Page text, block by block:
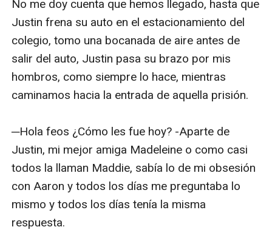
No me doy cuenta que hemos llegado, hasta que
Justin frena su auto en el estacionamiento del
colegio, tomo una bocanada de aire antes de
salir del auto, Justin pasa su brazo por mis
hombros, como siempre lo hace, mientras
caminamos hacia la entrada de aquella prisión.
─Hola feos ¿Cómo les fue hoy? -Aparte de
Justin, mi mejor amiga Madeleine o como casi
todos la llaman Maddie, sabía lo de mi obsesión
con Aaron y todos los días me preguntaba lo
mismo y todos los días tenía la misma
respuesta.